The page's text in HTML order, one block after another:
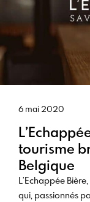
6 mai 2020
tourisme
Belgique
L’Echappée
qui, passionnés